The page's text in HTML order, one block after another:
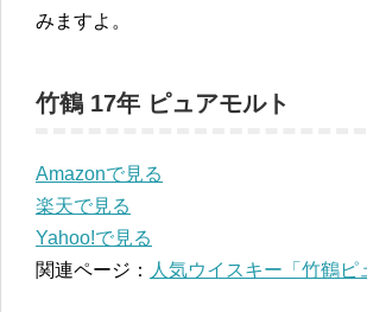
みますよ。
竹鶴 17年 ピュアモルト
Amazonで見る
楽天で見る
Yahoo!で見る
関連ページ： 人気ウイスキー「竹鶴